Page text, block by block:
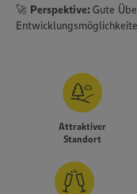
🚀 Perspektive:Gute
Attraktiver
Standort